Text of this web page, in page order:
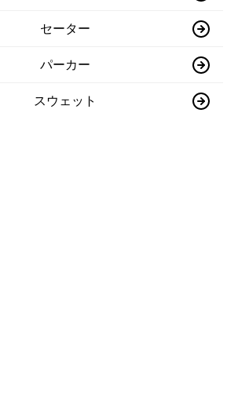
セーター
パーカー
スウェット